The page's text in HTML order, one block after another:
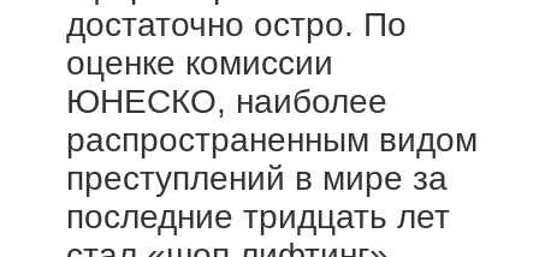
достаточно остро. По
оценке комиссии
ЮНЕСКО, наиболее
распространенным видом
преступлений в мире за
последние тридцать лет